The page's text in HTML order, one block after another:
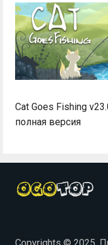
Cat Goes Fishing
полная версия